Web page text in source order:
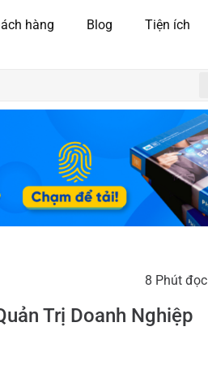
hàng Blog Tiện ích
8 Phút đọc
Trị Doanh Nghiệp